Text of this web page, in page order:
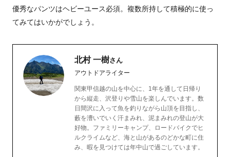
優秀なパンツはヘビーユース必須。複数所持して積極的に使っ
てみてはいかがでしょう。
北村 一樹さん
アウトドアライター
関東甲信越の山を中心に、1年を通して日帰り
から縦走、沢登りや雪山を楽しんでいます。数
日間沢に入って魚を釣りながら山頂を目指し、
藪を漕いでいく汗まみれ、泥まみれの登山が大
好物。ファミリーキャンプ、ロードバイクでヒ
ルクライムなど、海と山があるのどかな町に住
み、暇を見つけては年中山で過ごしています。